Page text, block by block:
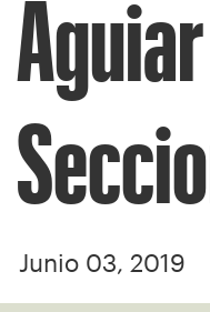
Junio 03, 2019